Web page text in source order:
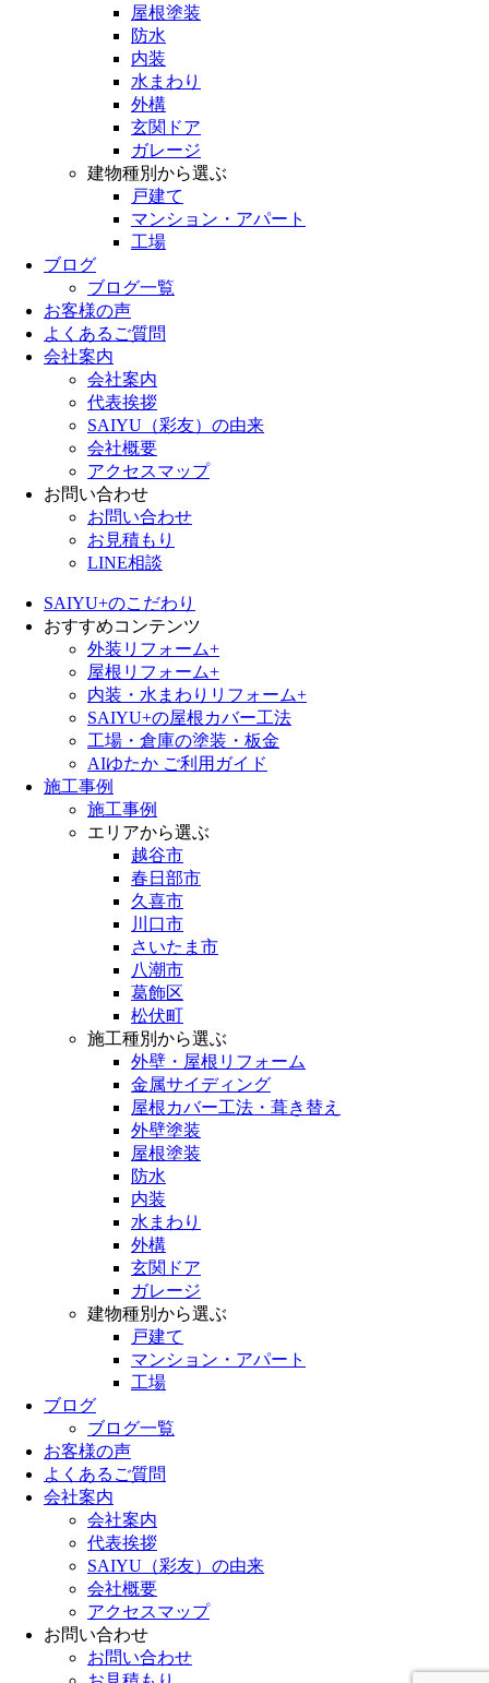
屋根塗装
防水
内装
水まわり
外構
玄関ドア
ガレージ
建物種別から選ぶ
戸建て
マンション・アパート
工場
ブログ
ブログ一覧
お客様の声
よくあるご質問
会社案内
会社案内
代表挨拶
SAIYU（彩友）の由来
会社概要
アクセスマップ
お問い合わせ
お問い合わせ
お見積もり
LINE相談
SAIYU+のこだわり
おすすめコンテンツ
外装リフォーム+
屋根リフォーム+
内装・水まわりリフォーム+
SAIYU+の屋根カバー工法
工場・倉庫の塗装・板金
AIゆたか ご利用ガイド
施工事例
施工事例
エリアから選ぶ
越谷市
春日部市
久喜市
川口市
さいたま市
八潮市
葛飾区
松伏町
施工種別から選ぶ
外壁・屋根リフォーム
金属サイディング
屋根カバー工法・葺き替え
外壁塗装
屋根塗装
防水
内装
水まわり
外構
玄関ドア
ガレージ
建物種別から選ぶ
戸建て
マンション・アパート
工場
ブログ
ブログ一覧
お客様の声
よくあるご質問
会社案内
会社案内
代表挨拶
SAIYU（彩友）の由来
会社概要
アクセスマップ
お問い合わせ
お問い合わせ